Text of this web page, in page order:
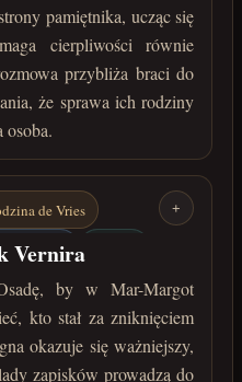
pamiętnika, ucząc się
cierpliwości równie
przybliża braci do
że sprawa ich rodziny
osoba.
de Vries
Margot
+
Vernira
by w Mar-Margot
kto stał za zniknięciem
okazuje się ważniejszy,
zapisków prowadzą do